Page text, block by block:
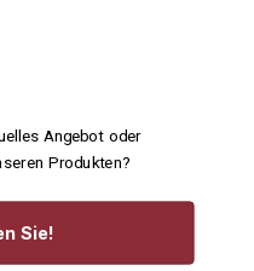
Angebot oder
Produkten?
Sie!